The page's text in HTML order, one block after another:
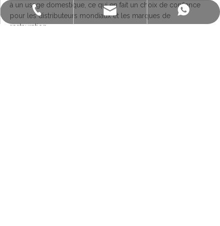
+ 86-022-59616927
sales@staralufoil.com
+86 15802287876
à un usage domestique, ce qui en fait un choix de confiance
pour les distributeurs mondiaux et les marques de
restauration.